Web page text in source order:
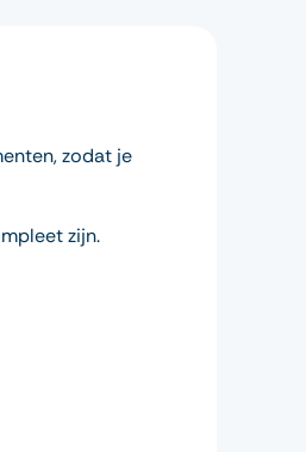
zodat je
zijn.